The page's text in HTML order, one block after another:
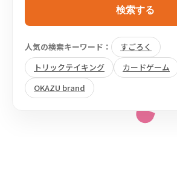
検索する
人気の検索キーワード：
すごろく
トリックテイキング
カードゲーム
OKAZU brand